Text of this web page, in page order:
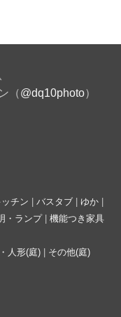
（@dq10photo）
ッチン バスタブ| ゆか|
・ランプ| 機能つき家具
人形(庭) その他(庭)